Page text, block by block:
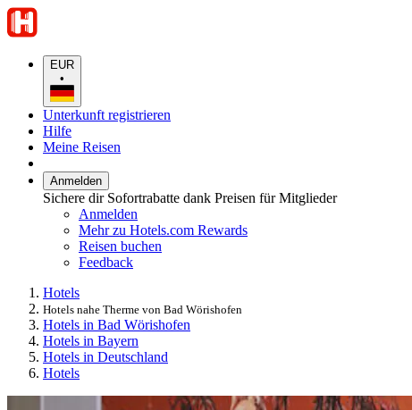
EUR
•
Unterkunft registrieren
Hilfe
Meine Reisen
Anmelden
Sichere dir Sofortrabatte dank Preisen für Mitglieder
Anmelden
Mehr zu Hotels.com Rewards
Reisen buchen
Feedback
Hotels
Hotels nahe Therme von Bad Wörishofen
Hotels in Bad Wörishofen
Hotels in Bayern
Hotels in Deutschland
Hotels